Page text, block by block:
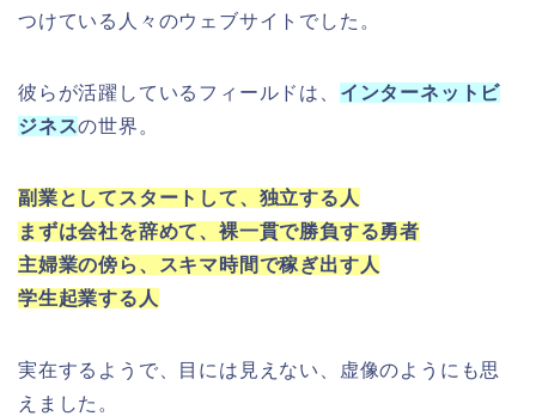
つけている人々のウェブサイトでした。
彼らが活躍しているフィールドは、 インターネットビ
ジネスの世界。
副業としてスタートして、独立する人
まずは会社を辞めて、裸一貫で勝負する勇者
主婦業の傍ら、スキマ時間で稼ぎ出す人
学生起業する人
実在するようで、目には見えない、虚像のようにも思
えました。